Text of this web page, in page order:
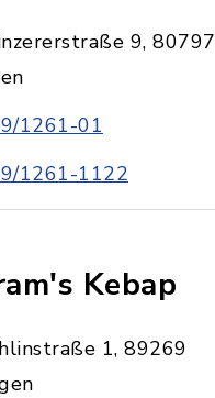
9, 80797
1261-01
1261-1122
Kebap
1, 89269